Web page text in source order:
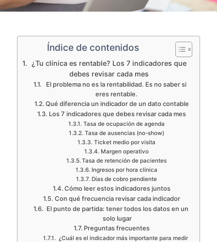
Índice de contenidos
¿Tu clínica es rentable? Los 7 indicadores que
debes revisar cada mes
El problema no es la rentabilidad. Es no saber si
eres rentable.
Qué diferencia un indicador de un dato contable
Los 7 indicadores que debes revisar cada mes
Tasa de ocupación de agenda
Tasa de ausencias (no-show)
Ticket medio por visita
Margen operativo
Tasa de retención de pacientes
Ingresos por hora clínica
Días de cobro pendiente
Cómo leer estos indicadores juntos
Con qué frecuencia revisar cada indicador
El punto de partida: tener todos los datos en un
solo lugar
Preguntas frecuentes
¿Cuál es el indicador más importante para medir